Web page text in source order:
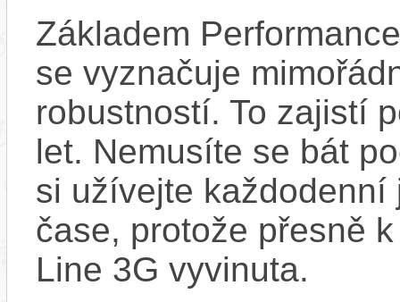
Základem
se vyznačuje
robustností. To zajistí
let. Nemusíte se bát
si užívejte
čase, protože přesně
Line 3G vyvinuta.